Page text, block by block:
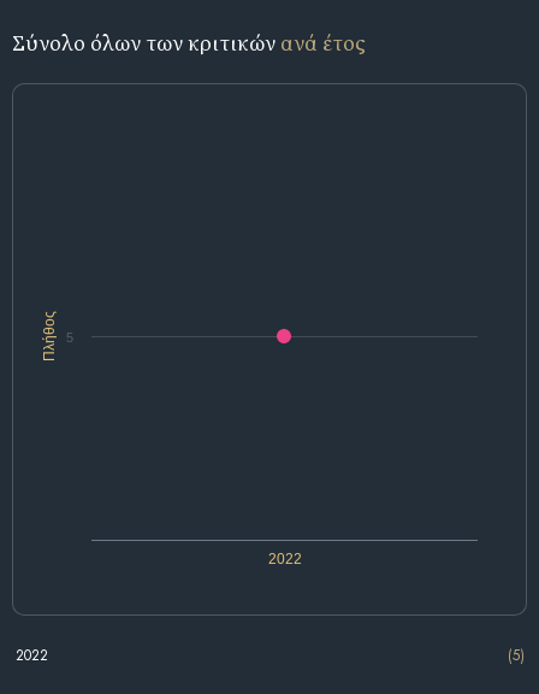
Σύνολο όλων των κριτικών ανά έτος
Πλήθος
2022
5
2022 (5)